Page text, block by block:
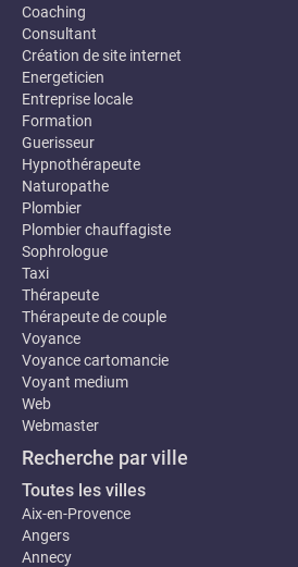
Coaching
Consultant
Création de site internet
Energeticien
Entreprise locale
Formation
Guerisseur
Hypnothérapeute
Naturopathe
Plombier
Plombier chauffagiste
Sophrologue
Taxi
Thérapeute
Thérapeute de couple
Voyance
Voyance cartomancie
Voyant medium
Web
Webmaster
Recherche par ville
Toutes les villes
Aix-en-Provence
Angers
Annecy